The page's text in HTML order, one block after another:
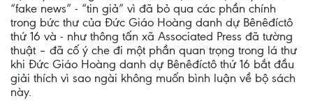
“fake news” - “tin giả” vì đã bỏ qua các phần chính
trong bức thư của Đức Giáo Hoàng danh dự Bênêđíctô
thứ 16 và - như thông tấn xã Associated Press đã tường
thuật – đã cố ý che đi một phần quan trọng trong lá thư
khi Đức Giáo Hoàng danh dự Bênêđíctô thứ 16 bắt đầu
giải thích vì sao ngài không muốn bình luận về bộ sách
này.